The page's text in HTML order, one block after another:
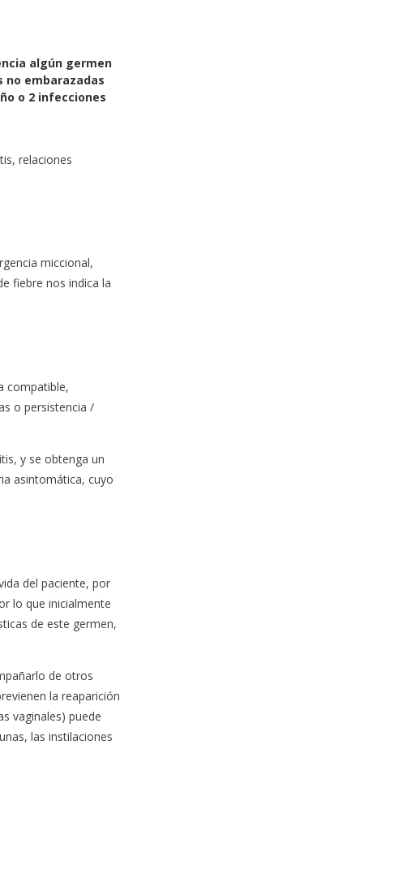
algún germen
no embarazadas
o 2 infecciones
relaciones
miccional,
fiebre nos indica la
compatible,
o persistencia /
y se obtenga un
asintomática, cuyo
del paciente, por
lo que inicialmente
de este germen,
de otros
la reaparición
vaginales) puede
las instilaciones